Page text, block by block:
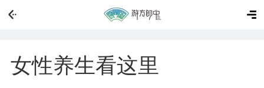
女性养生看这里